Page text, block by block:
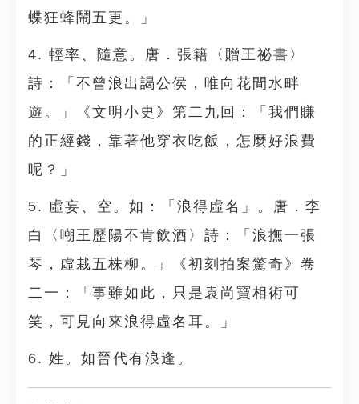
蝶狂蜂鬧五更。」
4. 輕率、隨意。唐．張籍〈贈王祕書〉
詩：「不曾浪出謁公侯，唯向花間水畔
遊。」《文明小史》第二九回：「我們賺
的正經錢，靠著他穿衣吃飯，怎麼好浪費
呢？」
5. 虛妄、空。如：「浪得虛名」。唐．李
白〈嘲王歷陽不肯飲酒〉詩：「浪撫一張
琴，虛栽五株柳。」《初刻拍案驚奇》卷
二一：「事雖如此，只是袁尚寶相術可
笑，可見向來浪得虛名耳。」
6. 姓。如晉代有浪逢。